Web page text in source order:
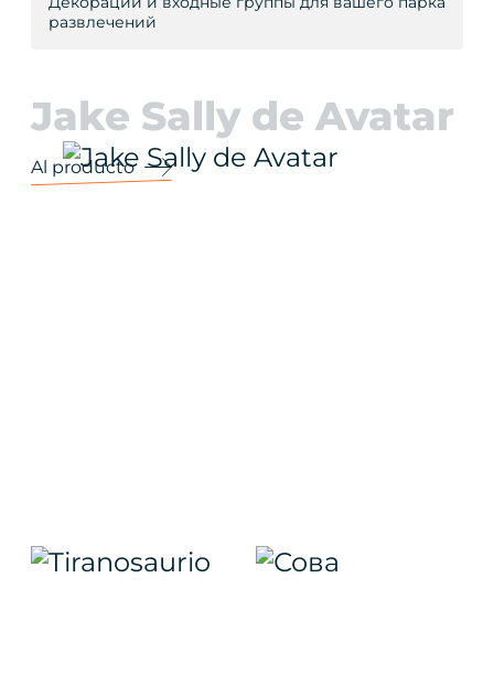
развлечений
Jake Sally de Avatar
Al producto